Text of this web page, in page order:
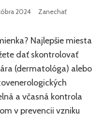
2024
Zanechať
Najlepšie miesta
dať skontrolovať
(dermatológa) alebo
a včasná kontrola
v prevencii vzniku